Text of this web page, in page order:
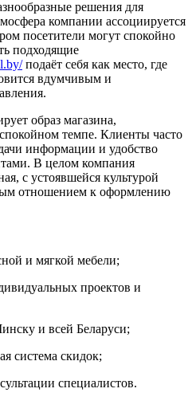
решения для
компании ассоциируется
посетители могут спокойно
подходящие
подаёт себя как место, где
вдумчивым и
образ магазина,
темпе. Клиенты часто
информации и удобство
В целом компания
с устоявшейся культурой
отношением к оформлению
и мягкой мебели;
проектов и
и всей Беларуси;
система скидок;
специалистов.